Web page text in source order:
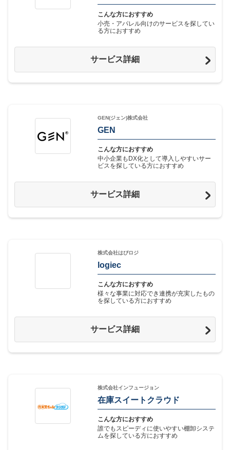
こんな方におすすめ
小売・アパレル向けのサービスを探してい
る方におすすめ
サービス詳細
GEN(ジェン)株式会社
GEN
こんな方におすすめ
中小企業もDX化として導入しやすいサー
ビスを探している方におすすめ
サービス詳細
株式会社はぴロジ
logiec
こんな方におすすめ
様々な事業に対応でき連携が充実したもの
を探している方におすすめ
サービス詳細
株式会社インフュージョン
在庫スイートクラウド
こんな方におすすめ
誰でもスピーディに使いやすい棚卸システ
ムを探している方におすすめ